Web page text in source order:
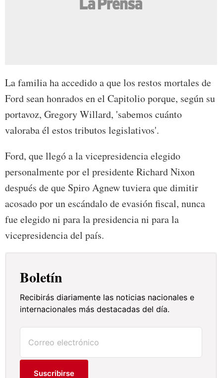
La familia ha accedido a que los restos mortales de
Ford sean honrados en el Capitolio porque, según su
portavoz, Gregory Willard, 'sabemos cuánto
valoraba él estos tributos legislativos'.
Ford, que llegó a la vicepresidencia elegido
personalmente por el presidente Richard Nixon
después de que Spiro Agnew tuviera que dimitir
acosado por un escándalo de evasión fiscal, nunca
fue elegido ni para la presidencia ni para la
vicepresidencia del país.
Boletín
Recibirás diariamente las noticias nacionales e
internacionales más destacadas del día.
Suscribirse